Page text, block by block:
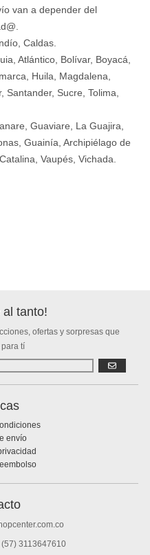
van a depender del
Caldas.
Atlántico, Bolívar, Boyacá,
Huila, Magdalena,
Sucre, Tolima,
Guaviare, La Guajira,
Guainía, Archipiélago de
Vaupés, Vichada.
al tanto!
ofertas y sorpresas que
tí
envío
3113647610